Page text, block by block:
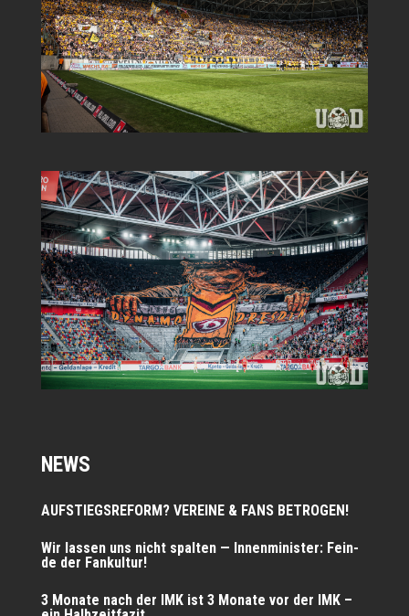
NEWS
AUFSTIEGSREFORM? VEREINE & FANS BETROGEN!
Wir las­sen uns nicht spal­ten — Innen­mi­nis­ter: Fein­
de der Fankultur!
3 Mona­te nach der IMK ist 3 Mona­te vor der IMK –